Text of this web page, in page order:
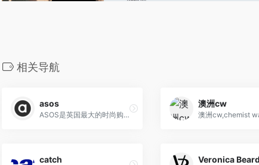
相关导航
asos
ASOS是英国最大的时尚购物平台,商品涉及男女时尚服饰,饰品,护肤美妆,家居礼品等
澳洲cw
catch Veronica Beard